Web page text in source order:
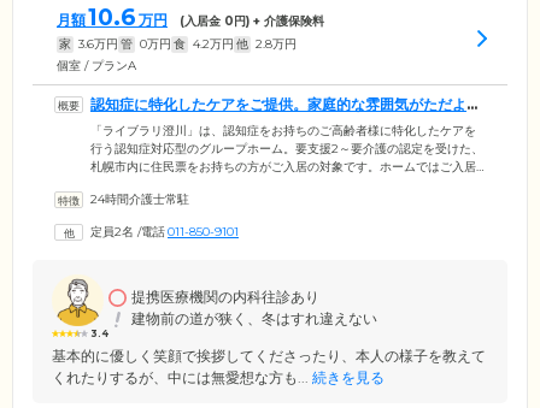
月額10.6 万円 (入居金 0円) + 介護保険料
家 3.6万円 管 0万円 食 4.2万円 他 2.8万円
個室 / プランA
認知症に特化したケアをご提供。家庭的な雰囲気がただよう
ホームです
「ライブラリ澄川」は、認知症をお持ちのご高齢者様に特化したケアを
行う認知症対応型のグループホーム。要支援2～要介護の認定を受けた、
札幌市内に住民票をお持ちの方がご入居の対象です。ホームではご入居
ット型」を採用。これにより、24時間体制の見守りときめ細やかなケア
も、新しい人間関係が構築しやすく安心です。家族のようにあたたかな
24時間介護士常駐
定員2名 /電話011-850-9101
3.4
提携医療機関の内科往診あり
建物前の道が狭く、冬はすれ違えない
基本的に優しく笑顔で挨拶してくださったり、本人の様子を教えて
くれたりするが、中には無愛想な方も... 続きを見る